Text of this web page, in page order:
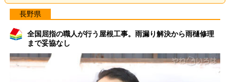
長野県
全国屈指の職人が行う屋根工事。雨漏り解決から雨樋修理
まで妥協なし